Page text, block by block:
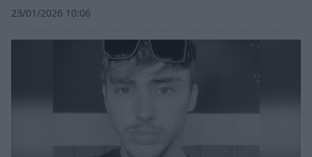
23/01/2026 10:06